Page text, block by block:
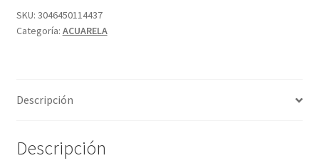
VERDE
SENNELIER
SKU: 3046450114437
Categoría: ACUARELA
Descripción
Descripción